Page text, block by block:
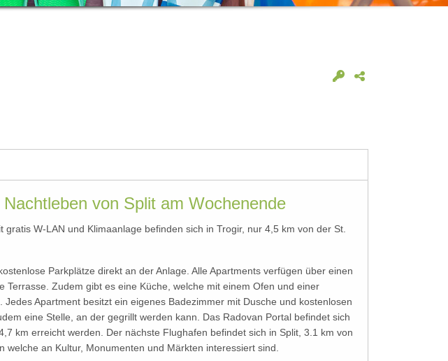
von Split am Wochenende
W-LAN und Klimaanlage befinden sich in Trogir, nur 4,5 km von der St.
Parkplätze direkt an der Anlage. Alle Apartments verfügen über einen
Zudem gibt es eine Küche, welche mit einem Ofen und einer
Apartment besitzt ein eigenes Badezimmer mit Dusche und kostenlosen
eine Stelle, an der gegrillt werden kann. Das Radovan Portal befindet sich
km erreicht werden. Der nächste Flughafen befindet sich in Split, 3.1 km von
an Kultur, Monumenten und Märkten interessiert sind.